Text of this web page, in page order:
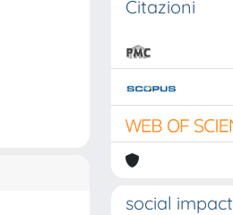
Citazioni
social impact